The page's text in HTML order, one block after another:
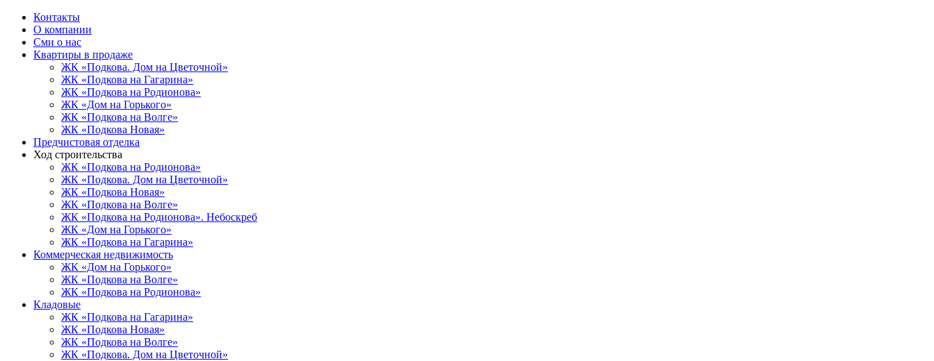
Контакты
О компании
Сми о нас
Квартиры в продаже
ЖК «Подкова. Дом на Цветочной»
ЖК «Подкова на Гагарина»
ЖК «Подкова на Родионова»
ЖК «Дом на Горького»
ЖК «Подкова на Волге»
ЖК «Подкова Новая»
Предчистовая отделка
Ход строительства
ЖК «Подкова на Родионова»
ЖК «Подкова. Дом на Цветочной»
ЖК «Подкова Новая»
ЖК «Подкова на Волге»
ЖК «Подкова на Родионова». Небоскреб
ЖК «Дом на Горького»
ЖК «Подкова на Гагарина»
Коммерческая недвижимость
ЖК «Дом на Горького»
ЖК «Подкова на Волге»
ЖК «Подкова на Родионова»
Кладовые
ЖК «Подкова на Гагарина»
ЖК «Подкова Новая»
ЖК «Подкова на Волге»
ЖК «Подкова. Дом на Цветочной»